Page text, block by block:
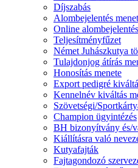
Díjszabás
Alombejelentés
Online
Teljesítményfűzet
Német Juhászkutya
Tulajdonjog átírás
Honosítás menete
Export pedigré
Kennelnév kiváltás
Szövetségi/
Champion ügyintézés
BH bizonyítvány és/
Kiállításra való
Kutyafajták
Fajtagondozó